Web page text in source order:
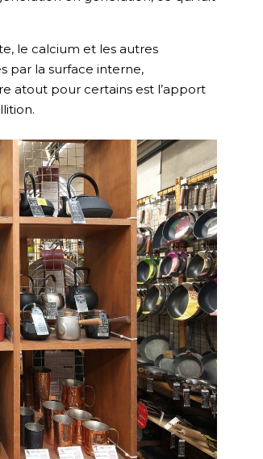
le calcium et les autres
par la surface interne,
atout pour certains est l’apport